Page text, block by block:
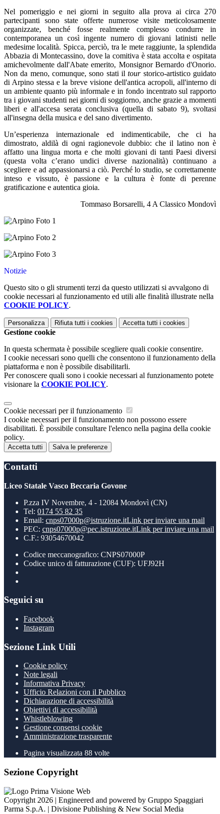
Nel pomeriggio e nei giorni in seguito alla prova ai circa 270
partecipanti sono state offerte numerose visite meticolosamente
organizzate, benché fosse realmente complesso condurre in
contemporanea un così ingente numero di giovani latinisti nelle
medesime località. Spicca, perciò, tra le mete raggiunte, la splendida
Abbazia di Montecassino, dove la comitiva è stata accolta e ospitata
amichevolmente dall'Abate emerito, Monsignor Bernardo d'Onorio.
Non da meno, comunque, sono stati iltour storico-artistico guidato
di Arpino stessa e la breve visione dell'antica acropoli, all'interno di
un ambiente quanto più informale e in fondo incentrato sul rapporto
tra i giovani studenti nei giorni di soggiorno, anche grazie a momenti
liberi e all'accesa serata conclusiva (quella di sabato 9), svoltasi
all'insegna della musica e del sano divertimento.
Un’esperienza internazionale ed indimenticabile, che ci ha
dimostrato, aldilà di ogni ragionevole dubbio: che il latino non è
affatto una lingua morta e che molti giovani di tanti Paesi diversi
(questa volta c’erano undici diverse nazionalità) continuano a
scegliere e ad appassionarsi a ciò. Perché lo studio, se correttamente
inteso e vissuto, è passione e la cultura è fonte di perenne
gratificazione e autentica gioia.
Tommaso Borsarelli, 4 A Classico Mondovì
Notizie
Questo sito o gli strumenti terzi da questo utilizzati si avvalgono di
cookie necessari al funzionamento ed utili alle finalità illustrate nella
COOKIE POLICY.
Personalizza Rifiuta tutti i cookies Accetta tutti i cookies
Gestione cookie
In questa schermata è possibile scegliere quali cookie consentire.
I cookie necessari sono quelli che consentono il funzionamento della
piattaforma e non è possibile disabilitarli.
Per conoscere quali sono i cookie necessari al funzionamento potete
visionare la COOKIE POLICY.
Cookie necessari per il funzionamento
I cookie necessari per il funzionamento non possono essere
disabilitati. È possibile consultare l'elenco nella pagina della cookie
policy.
Accetta tutti Salva le preferenze
Contatti
Liceo Statale Vasco Beccaria Govone
P.zza IV Novembre, 4 - 12084 Mondovì (CN)
Tel: 0174 55 82 35
Email: cnps07000p@istruzione.itLink per inviare una mail
PEC: cnps07000p@pec.istruzione.itLink per inviare una mail
C.F.: 93054670042
Codice meccanografico: CNPS07000P
Codice unico di fatturazione (CUF): UFJ92H
Seguici su
Facebook
Instagram
Sezione Link Utili
Cookie policy
Note legali
Informativa Privacy
Ufficio Relazioni con il Pubblico
Dichiarazione di accessibilità
Obiettivi di accessibilità
Whistleblowing
Gestione consensi cookie
Amministrazione trasparente
Pagina visualizzata 88 volte
Sezione Copyright
Copyright 2026 | Engineered and powered by Gruppo Spaggiari
Parma S.p.A. | Divisione Publishing & New Social Media